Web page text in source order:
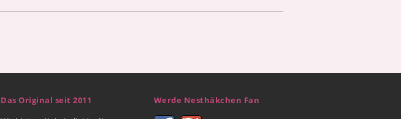
Das Original seit 2011
Werde Nesthäkchen Fan